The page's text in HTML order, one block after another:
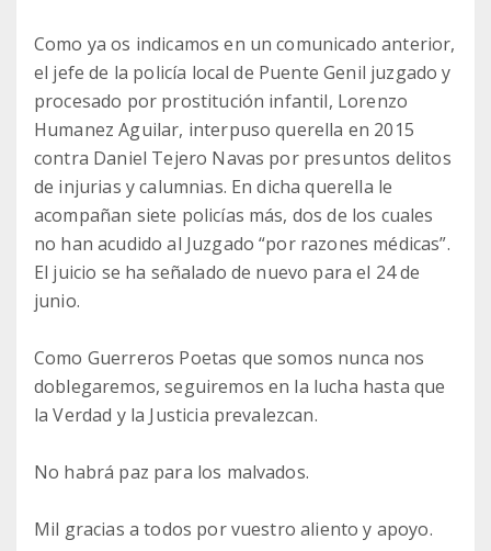
Como ya os indicamos en un comunicado anterior,
el jefe de la policía local de Puente Genil juzgado y
procesado por prostitución infantil, Lorenzo
Humanez Aguilar, interpuso querella en 2015
contra Daniel Tejero Navas por presuntos delitos
de injurias y calumnias. En dicha querella le
acompañan siete policías más, dos de los cuales
no han acudido al Juzgado “por razones médicas”.
El juicio se ha señalado de nuevo para el 24 de
junio.
Como Guerreros Poetas que somos nunca nos
doblegaremos, seguiremos en la lucha hasta que
la Verdad y la Justicia prevalezcan.
No habrá paz para los malvados.
Mil gracias a todos por vuestro aliento y apoyo.